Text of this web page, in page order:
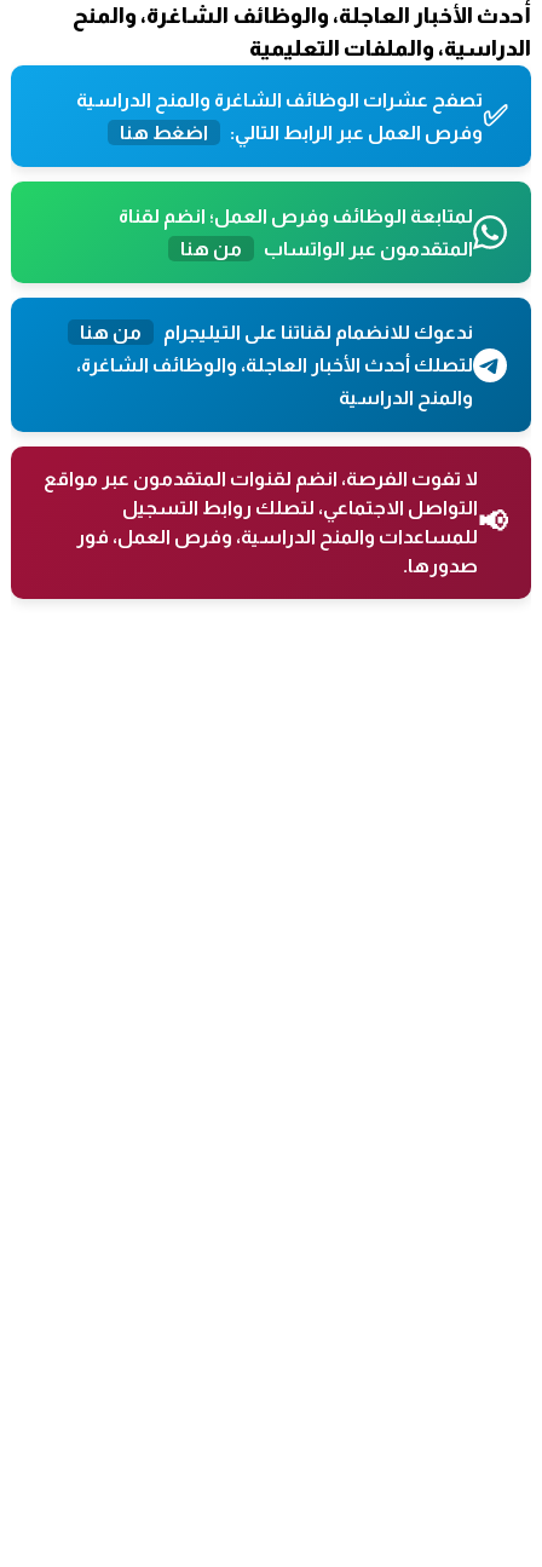
أحدث الأخبار العاجلة، والوظائف الشاغرة، والمنح
الدراسية، والملفات التعليمية
✅تصفح عشرات الوظائف الشاغرة والمنح الدراسية
وفرص العمل عبر الرابط التالي:
اضغط هنا
لمتابعة الوظائف وفرص العمل؛ انضم لقناة
المتقدمون عبر الواتساب
من هنا
ندعوك للانضمام لقناتنا على التيليجرام
من هنا
لتصلك أحدث الأخبار العاجلة، والوظائف الشاغرة،
والمنح الدراسية
📢
لا تفوت الفرصة، انضم لقنوات المتقدمون عبر مواقع
التواصل الاجتماعي، لتصلك روابط التسجيل
للمساعدات والمنح الدراسية، وفرص العمل، فور
صدورها.